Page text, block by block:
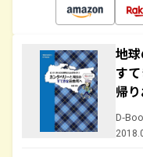
地
す
帰
D-